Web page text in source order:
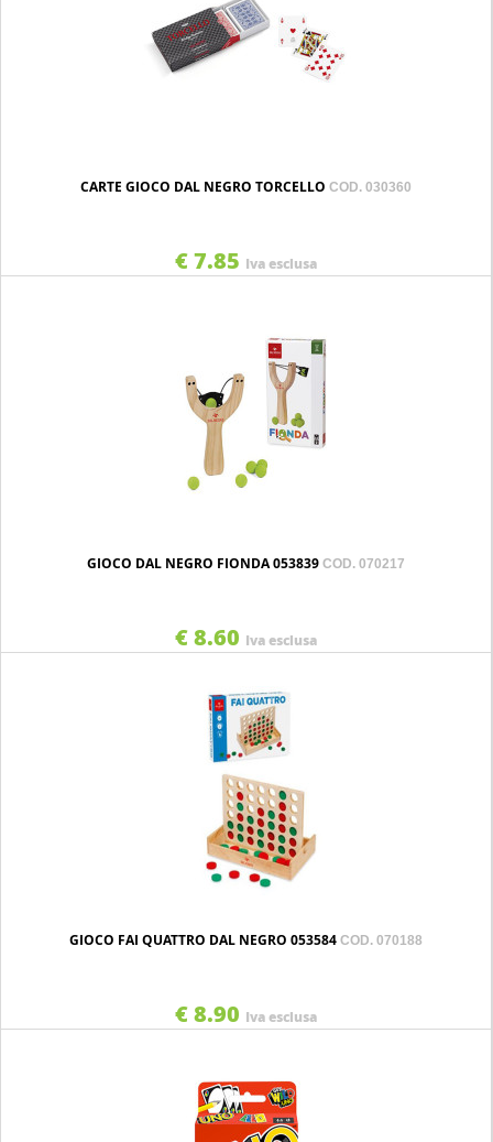
CARTE GIOCO DAL NEGRO TORCELLO COD. 030360
€ 7.85 Iva esclusa
GIOCO DAL NEGRO FIONDA 053839 COD. 070217
€ 8.60 Iva esclusa
GIOCO FAI QUATTRO DAL NEGRO 053584 COD. 070188
€ 8.90 Iva esclusa